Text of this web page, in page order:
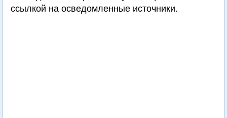
ссылкой на осведомленные источники.